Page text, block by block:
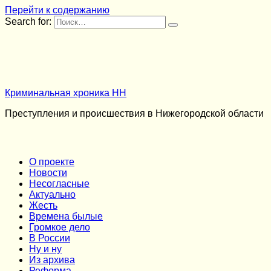
Перейти к содержанию
Search for:
Криминальная хроника НН
Преступления и происшествия в Нижегородской области
О проекте
Новости
Несогласные
Актуально
Жесть
Времена былые
Громкое дело
В России
Ну и ну
Из архива